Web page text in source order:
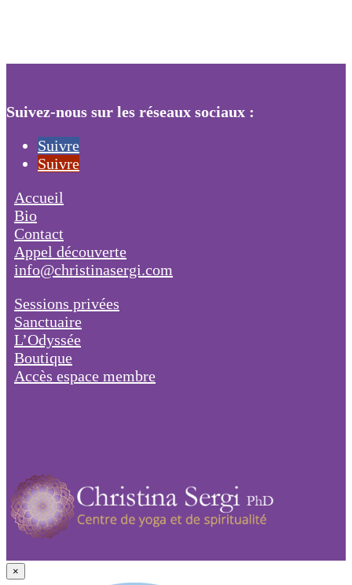
Suivez-nous sur les réseaux sociaux :
Suivre
Suivre
Accueil
Bio
Contact
Appel découverte
info@christinasergi.com
Sessions privées
Sanctuaire
L’Odyssée
Boutique
Accès espace membre
×